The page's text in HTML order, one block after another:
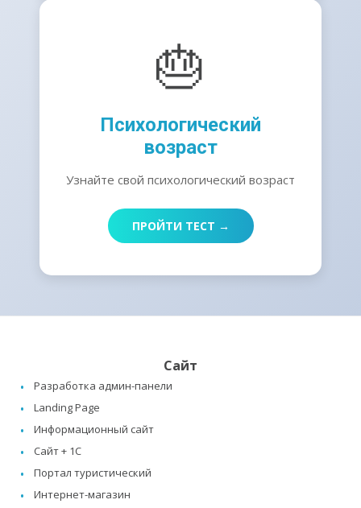
🎂
Психологический
возраст
Узнайте свой психологический возраст
ПРОЙТИ ТЕСТ →
Сайт
Разработка админ-панели
Landing Page
Информационный сайт
Сайт + 1C
Портал туристический
Интернет-магазин